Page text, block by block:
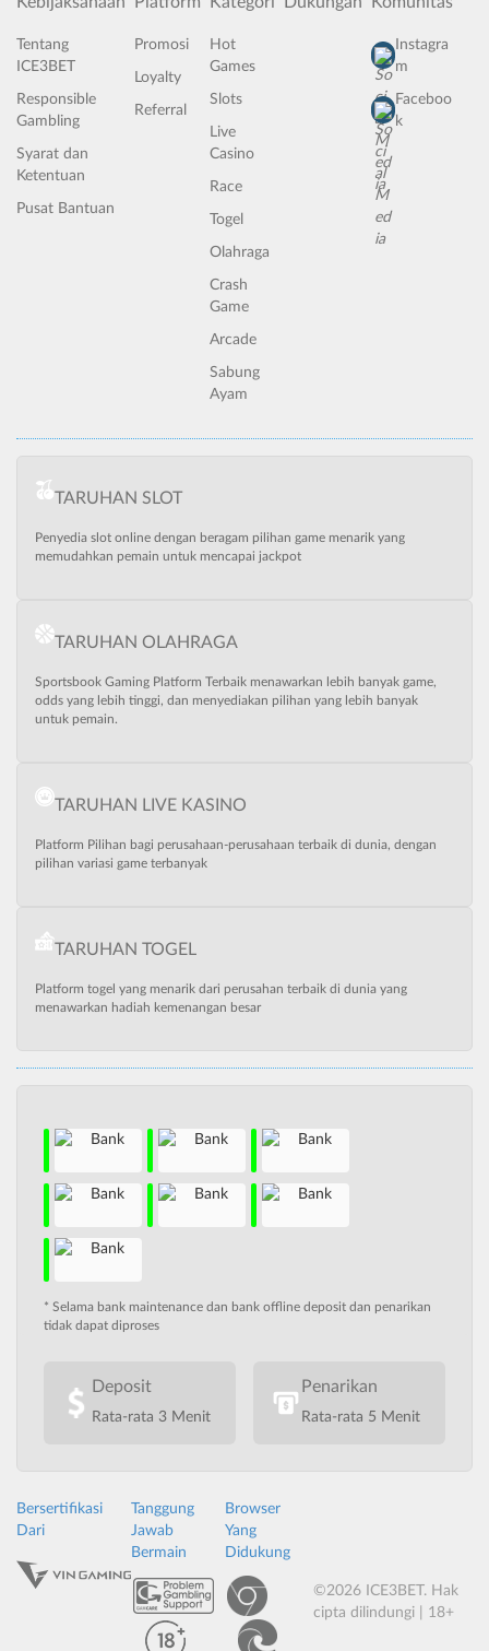
Tentang
ICE3BET
Responsible
Gambling
Syarat dan
Ketentuan
Pusat Bantuan
Promosi
Loyalty
Referral
Hot
Games
Slots
Live
Casino
Race
Togel
Olahraga
Crash
Game
Arcade
Sabung
Ayam
Instagra
m
Faceboo
k
TARUHAN SLOT
Penyedia slot online dengan beragam pilihan game menarik yang
memudahkan pemain untuk mencapai jackpot
TARUHAN OLAHRAGA
Sportsbook Gaming Platform Terbaik menawarkan lebih banyak game,
odds yang lebih tinggi, dan menyediakan pilihan yang lebih banyak
untuk pemain.
TARUHAN LIVE KASINO
Platform Pilihan bagi perusahaan-perusahaan terbaik di dunia, dengan
pilihan variasi game terbanyak
TARUHAN TOGEL
Platform togel yang menarik dari perusahan terbaik di dunia yang
menawarkan hadiah kemenangan besar
* Selama bank maintenance dan bank offline deposit dan penarikan
tidak dapat diproses
Deposit
Rata-rata 3 Menit
Penarikan
Rata-rata 5 Menit
Bersertifikasi
Dari
Tanggung
Jawab
Bermain
Browser
Yang
Didukung
©2026 ICE3BET. Hak
cipta dilindungi | 18+